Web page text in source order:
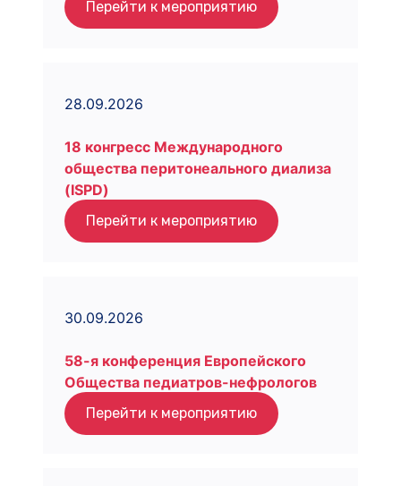
Перейти к мероприятию
28.09.2026
18 конгресс Международного
общества перитонеального диализа
(ISPD)
Перейти к мероприятию
30.09.2026
58-я конференция Европейского
Общества педиатров-нефрологов
Перейти к мероприятию